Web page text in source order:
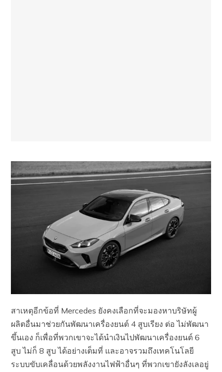
สาเหตุอีกข้อที่ Mercedes ยังคงเลือกที่จะมองหาบริษัทผู้
ผลิตอื่นมาช่วยกันพัฒนาเครื่องยนต์ 4 สูบเรียง ต่อ ไม่พัฒนา
ขึ้นเอง ก็เพื่อที่พวกเขาจะได้นำเงินไปพัฒนาเครื่องยนต์ 6
สูบ ไม่ก็ 8 สูบ ได้อย่างเต็มที่ และอาจรวมถึงเทคโนโลยี
ระบบขับเคลื่อนด้วยพลังงานไฟฟ้าอื่นๆ ที่พวกเขายังลังเลอยู่